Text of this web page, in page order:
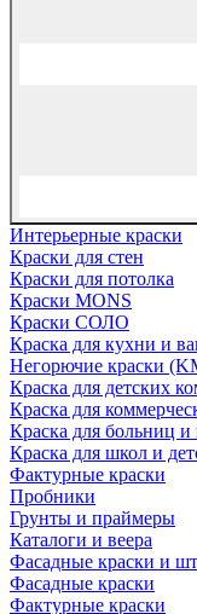
Интерьерные краски
Краски для стен
Краски для потолка
Краски MONS
Краски СОЛО
Краска для кухни и
Негорючие краски
Краска для детских
Краска для
Краска для больниц
Краска для школ и
Фактурные краски
Пробники
Грунты и праймеры
Каталоги и веера
Фасадные краски и
Фасадные краски
Фактурные краски